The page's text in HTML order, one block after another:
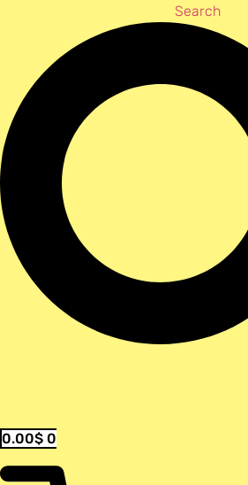
Search
0.00$ 0